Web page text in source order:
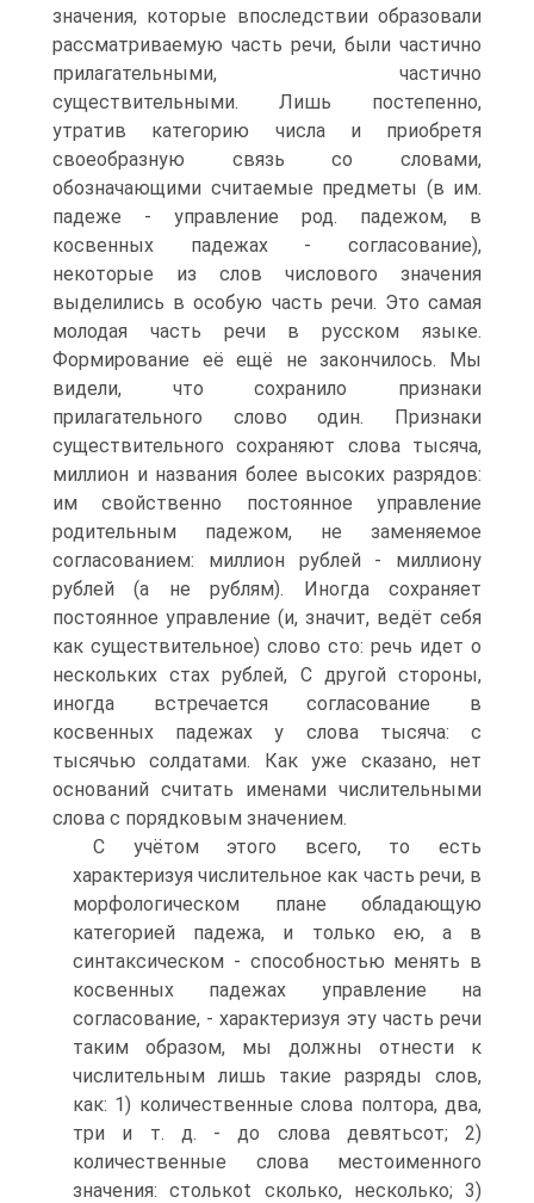
значения, которые впоследствии образовали
рассматриваемую часть речи, были частично
прилагательными, частично
существительными. Лишь постепенно,
утратив категорию числа и приобретя
своеобразную связь со словами,
обозначающими считаемые предметы (в им.
падеже - управление род. падежом, в
косвенных падежах - согласование),
некоторые из слов числового значения
выделились в особую часть речи. Это самая
молодая часть речи в русском языке.
Формирование её ещё не закончилось. Мы
видели, что сохранило признаки
прилагательного слово один. Признаки
существительного сохраняют слова тысяча,
миллион и названия более высоких разрядов:
им свойственно постоянное управление
родительным падежом, не заменяемое
согласованием: миллион рублей - миллиону
рублей (а не рублям). Иногда сохраняет
постоянное управление (и, значит, ведёт себя
как существительное) слово сто: речь идет о
нескольких стах рублей, С другой стороны,
иногда встречается согласование в
косвенных падежах у слова тысяча: с
тысячью солдатами. Как уже сказано, нет
оснований считать именами числительными
слова с порядковым значением.
С учётом этого всего, то есть
характеризуя числительное как часть речи, в
морфологическом плане обладающую
категорией падежа, и только ею, а в
синтаксическом - способностью менять в
косвенных падежах управление на
согласование, - характеризуя эту часть речи
таким образом, мы должны отнести к
числительным лишь такие разряды слов,
как: 1) количественные слова полтора, два,
три и т. д. - до слова девятьсот; 2)
количественные слова местоименного
значения: столькоt сколько, несколько; 3)